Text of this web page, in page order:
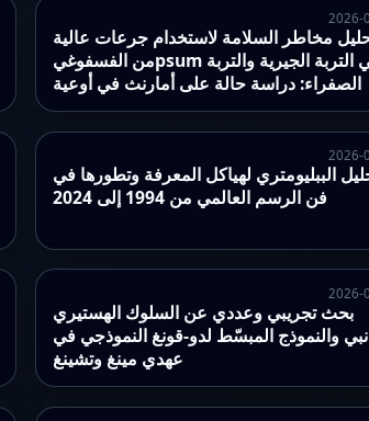
2026-
مخاطر السلامة لاستخدام جرعات عالية
من الفسفوغيpsum في التربة الجيرية والتربة
الصفراء: دراسة حالة على أمارنث في أوعية
2026-
الببليومتري لهياكل المعرفة وتطورها في
فن الرسم العالمي من 1994 إلى 2024
2026-
بحث تجريبي وعددي عن السلوك الهستيري
والنموذج المبسّط لدو-قونغ النموذجي في
عهدي مينغ وتشينغ